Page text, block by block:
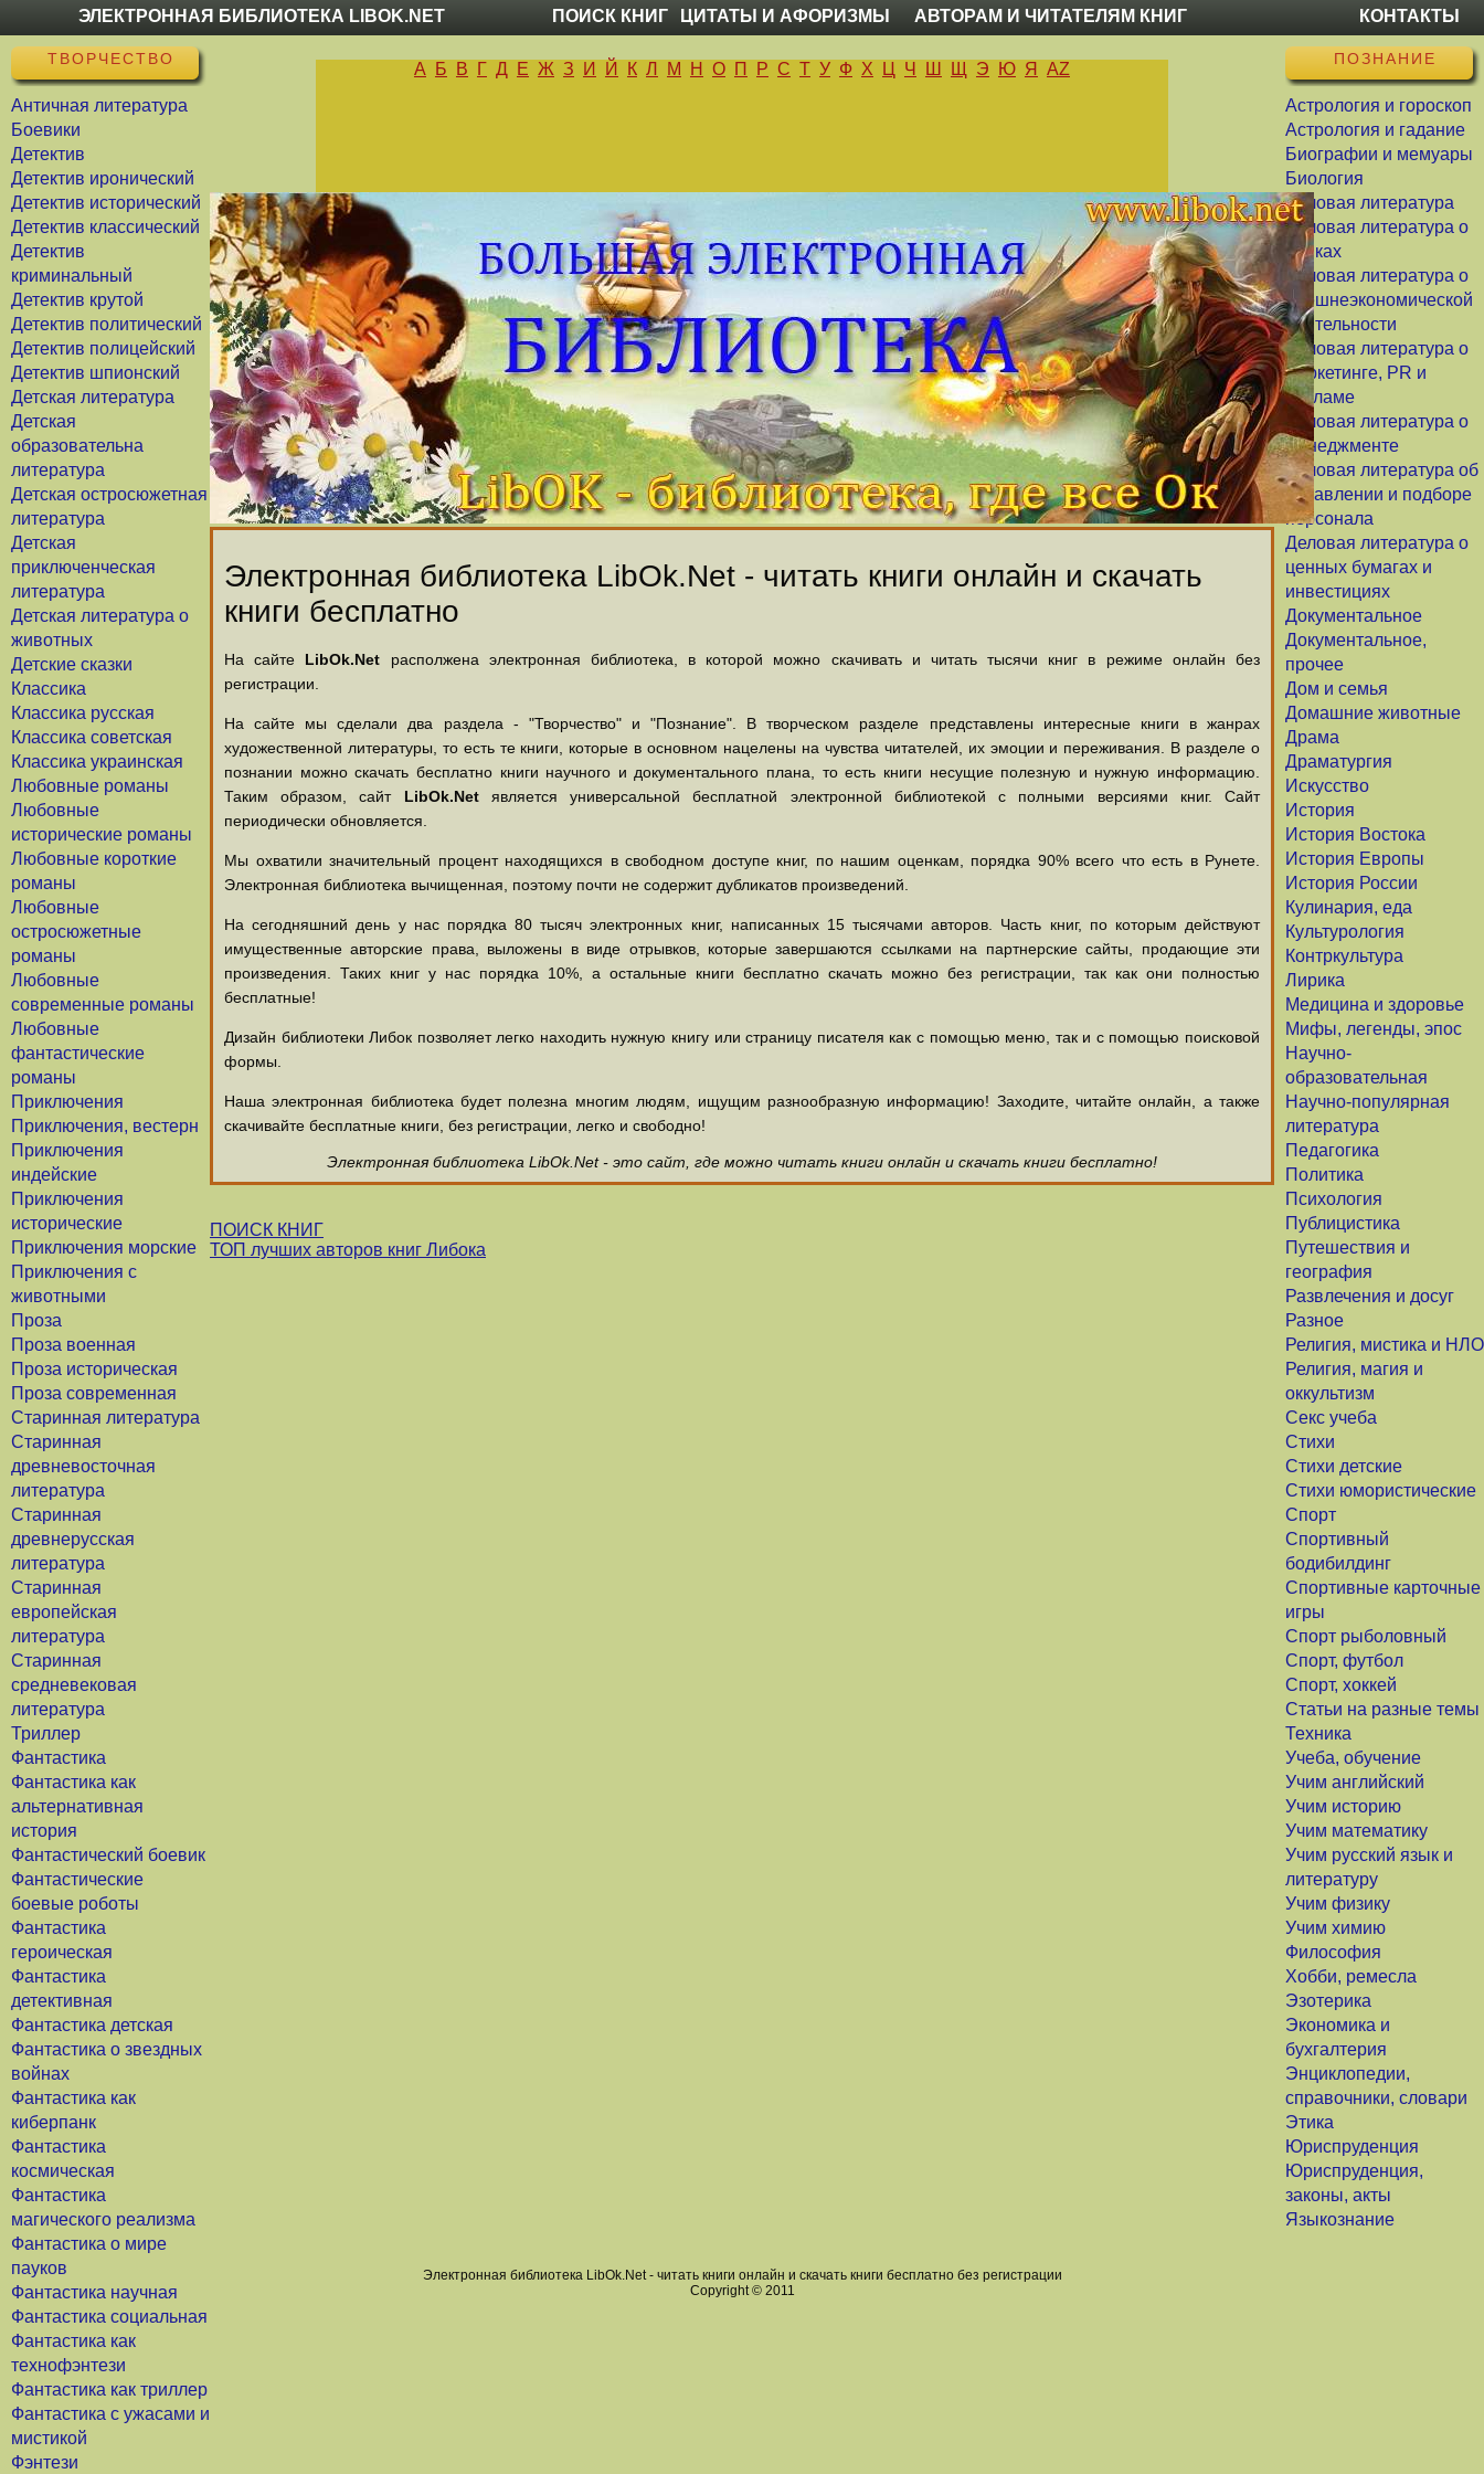
ЭЛЕКТРОННАЯ БИБЛИОТЕКА LIBOK.NET ПОИСК КНИГ ЦИТАТЫ И АФОРИЗМЫ АВТОРАМ И ЧИТАТЕЛЯМ КНИГ КОНТАКТЫ
ТВОРЧЕСТВО
Античная литература
Боевики
Детектив
Детектив иронический
Детектив исторический
Детектив классический
Детектив
криминальный
Детектив крутой
Детектив политический
Детектив полицейский
Детектив шпионский
Детская литература
Детская
образовательна
литература
Детская остросюжетная
литература
Детская
приключенческая
литература
Детская литература о
животных
Детские сказки
Классика
Классика русская
Классика советская
Классика украинская
Любовные романы
Любовные
исторические романы
Любовные короткие
романы
Любовные
остросюжетные
романы
Любовные
современные романы
Любовные
фантастические
романы
Приключения
Приключения, вестерн
Приключения
индейские
Приключения
исторические
Приключения морские
Приключения с
животными
Проза
Проза военная
Проза историческая
Проза современная
Старинная литература
Старинная
древневосточная
литература
Старинная
древнерусская
литература
Старинная
европейская
литература
Старинная
средневековая
литература
Триллер
Фантастика
Фантастика как
альтернативная
история
Фантастический боевик
Фантастические
боевые роботы
Фантастика
героическая
Фантастика
детективная
Фантастика детская
Фантастика о звездных
войнах
Фантастика как
киберпанк
Фантастика
космическая
Фантастика
магического реализма
Фантастика о мире
пауков
Фантастика научная
Фантастика социальная
Фантастика как
технофэнтези
Фантастика как триллер
Фантастика с ужасами и
мистикой
Фэнтези
ПОЗНАНИЕ
Астрология и гороскоп
Астрология и гадание
Биографии и мемуары
Биология
Деловая литература
Деловая литература о
банках
Деловая литература о
внешнеэкономической
деятельности
Деловая литература о
маркетинге, PR и
рекламе
Деловая литература о
менеджменте
Деловая литература об
управлении и подборе
персонала
Деловая литература о
ценных бумагах и
инвестициях
Документальное
Документальное,
прочее
Дом и семья
Домашние животные
Драма
Драматургия
Искусство
История
История Востока
История Европы
История России
Кулинария, еда
Культурология
Контркультура
Лирика
Медицина и здоровье
Мифы, легенды, эпос
Научно-
образовательная
Научно-популярная
литература
Педагогика
Политика
Психология
Публицистика
Путешествия и
география
Развлечения и досуг
Разное
Религия, мистика и НЛО
Религия, магия и
оккультизм
Секс учеба
Стихи
Стихи детские
Стихи юмористические
Спорт
Спортивный
бодибилдинг
Спортивные карточные
игры
Спорт рыболовный
Спорт, футбол
Спорт, хоккей
Статьи на разные темы
Техника
Учеба, обучение
Учим английский
Учим историю
Учим математику
Учим русский язык и
литературу
Учим физику
Учим химию
Философия
Хобби, ремесла
Эзотерика
Экономика и
бухгалтерия
Энциклопедии,
справочники, словари
Этика
Юриспруденция
Юриспруденция,
законы, акты
Языкознание
А Б В Г Д Е Ж З И Й К Л М Н О П Р С Т У Ф Х Ц Ч Ш Щ Э Ю Я AZ
Электронная библиотека LibOk.Net - читать книги онлайн и скачать
книги бесплатно
На сайте LibOk.Net располжена электронная библиотека, в которой можно скачивать и читать тысячи книг в режиме онлайн без
регистрации.
На сайте мы сделали два раздела - "Творчество" и "Познание". В творческом разделе представлены интересные книги в жанрах
художественной литературы, то есть те книги, которые в основном нацелены на чувства читателей, их эмоции и переживания. В разделе о
познании можно скачать бесплатно книги научного и документального плана, то есть книги несущие полезную и нужную информацию.
Таким образом, сайт LibOk.Netявляется универсальной бесплатной электронной библиотекой с полными версиями книг. Сайт
периодически обновляется.
Мы охватили значительный процент находящихся в свободном доступе книг, по нашим оценкам, порядка 90% всего что есть в Рунете.
Электронная библиотека вычищенная, поэтому почти не содержит дубликатов произведений.
На сегодняшний день у нас порядка 80 тысяч электронных книг, написанных 15 тысячами авторов. Часть книг, по которым действуют
имущественные авторские права, выложены в виде отрывков, которые завершаются ссылками на партнерские сайты, продающие эти
произведения. Таких книг у нас порядка 10%, а остальные книги бесплатно скачать можно без регистрации, так как они полностью
бесплатные!
Дизайн библиотеки Либок позволяет легко находить нужную книгу или страницу писателя как с помощью меню, так и с помощью поисковой
формы.
Наша электронная библиотека будет полезна многим людям, ищущим разнообразную информацию! Заходите, читайте онлайн, а также
скачивайте бесплатные книги, без регистрации, легко и свободно!
Электронная библиотека LibOk.Net - это сайт, где можно читать книги онлайн и скачать книги бесплатно!
ПОИСК КНИГ
ТОП лучших авторов книг Либока
Электронная библиотека LibOk.Net - читать книги онлайн и скачать книги бесплатно без регистрации
Copyright © 2011